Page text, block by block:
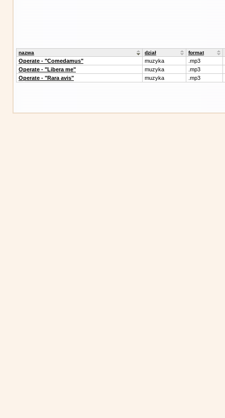
nazwa dział format
Operate - "Comedamus" muzyka
.mp3
Operate - "Libera me"
muzyka
.mp3
Operate - "Rara avis"
muzyka .mp3